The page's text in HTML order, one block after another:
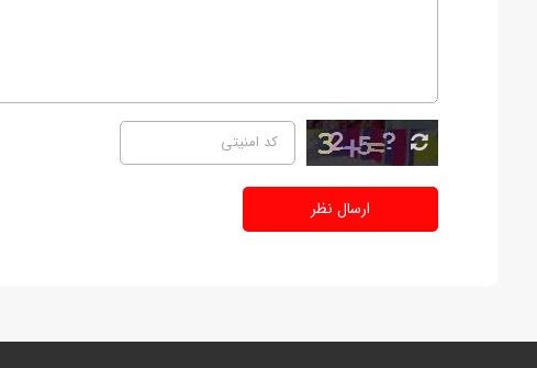
ارسال نظر